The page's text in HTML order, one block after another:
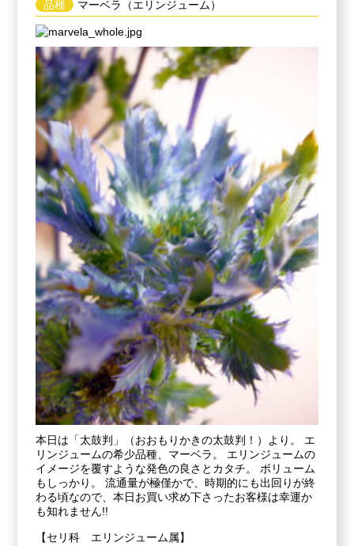
品種 マーベラ（エリンジューム）
本日は「太鼓判」（おおもりかきの太鼓判！）より。 エ
リンジュームの希少品種、マーベラ。 エリンジュームの
イメージを覆すような発色の良さとカタチ。 ボリューム
もしっかり。 流通量が極僅かで、時期的にも出回りが終
わる頃なので、本日お買い求め下さったお客様は幸運か
も知れません!!
【セリ科 エリンジューム属】